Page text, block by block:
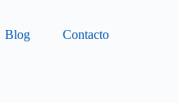
Blog Contacto